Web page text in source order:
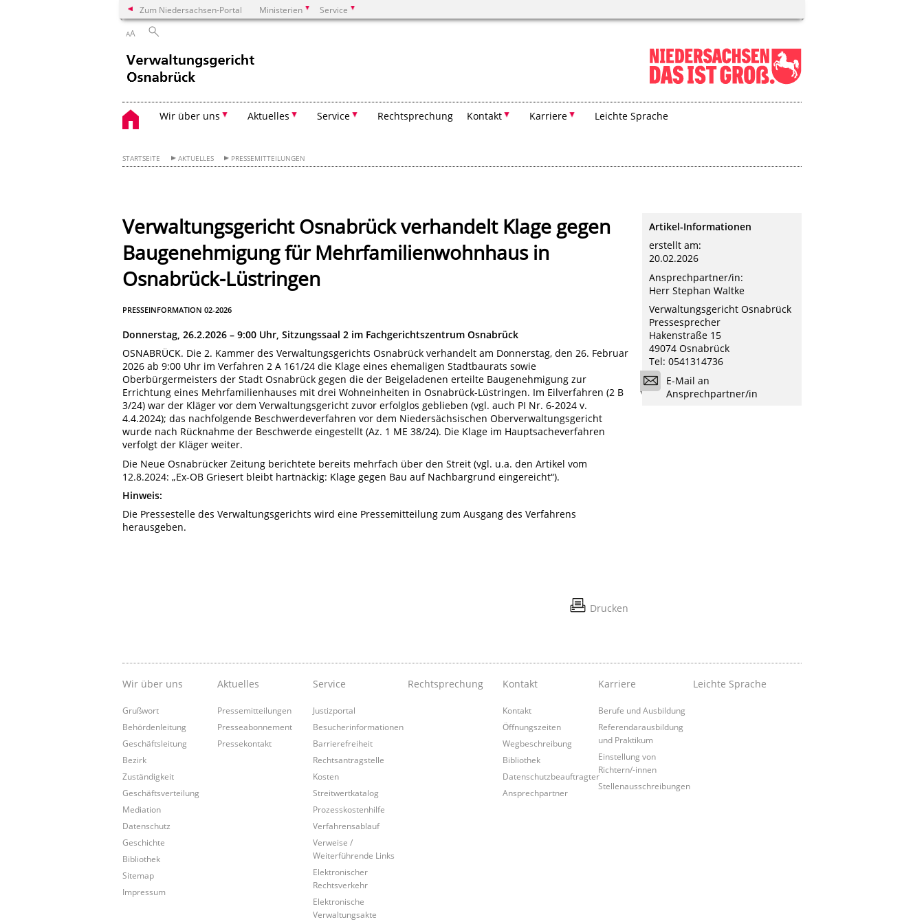
Zum Niedersachsen-Portal Ministerien Service
AA
Wir über uns Aktuelles Service Rechtsprechung Kontakt Karriere Leichte Sprache
STARTSEITE AKTUELLES PRESSEMITTEILUNGEN
Verwaltungsgericht Osnabrück verhandelt Klage gegen
Baugenehmigung für Mehrfamilienwohnhaus in
Osnabrück-Lüstringen
PRESSEINFORMATION 02-2026
Donnerstag, 26.2.2026 – 9:00 Uhr, Sitzungssaal 2 im Fachgerichtszentrum Osnabrück
OSNABRÜCK. Die 2. Kammer des Verwaltungsgerichts Osnabrück verhandelt am Donnerstag, den 26. Februar
2026 ab 9:00 Uhr im Verfahren 2 A 161/24 die Klage eines ehemaligen Stadtbaurats sowie
Oberbürgermeisters der Stadt Osnabrück gegen die der Beigeladenen erteilte Baugenehmigung zur
Errichtung eines Mehrfamilienhauses mit drei Wohneinheiten in Osnabrück-Lüstringen. Im Eilverfahren (2 B
3/24) war der Kläger vor dem Verwaltungsgericht zuvor erfolglos geblieben (vgl. auch PI Nr. 6-2024 v.
4.4.2024); das nachfolgende Beschwerdeverfahren vor dem Niedersächsischen Oberverwaltungsgericht
wurde nach Rücknahme der Beschwerde eingestellt (Az. 1 ME 38/24). Die Klage im Hauptsacheverfahren
verfolgt der Kläger weiter.
Die Neue Osnabrücker Zeitung berichtete bereits mehrfach über den Streit (vgl. u.a. den Artikel vom
12.8.2024: „Ex-OB Griesert bleibt hartnäckig: Klage gegen Bau auf Nachbargrund eingereicht“).
Hinweis:
Die Pressestelle des Verwaltungsgerichts wird eine Pressemitteilung zum Ausgang des Verfahrens
herausgeben.
Drucken
Artikel-Informationen
erstellt am:
20.02.2026
Ansprechpartner/in:
Herr Stephan Waltke
Verwaltungsgericht Osnabrück
Pressesprecher
Hakenstraße 15
49074 Osnabrück
Tel: 0541314736
E-Mail an
Ansprechpartner/in
Wir über uns
Grußwort
Behördenleitung
Geschäftsleitung
Bezirk
Zuständigkeit
Geschäftsverteilung
Mediation
Datenschutz
Geschichte
Bibliothek
Sitemap
Impressum
Aktuelles
Pressemitteilungen
Presseabonnement
Pressekontakt
Service
Justizportal
Besucherinformationen
Barrierefreiheit
Rechtsantragstelle
Kosten
Streitwertkatalog
Prozesskostenhilfe
Verfahrensablauf
Verweise /
Weiterführende Links
Elektronischer
Rechtsverkehr
Elektronische
Verwaltungsakte
Rechtsprechung Kontakt
Kontakt
Öffnungszeiten
Wegbeschreibung
Bibliothek
Datenschutzbeauftragter
Ansprechpartner
Karriere
Berufe und Ausbildung
Referendarausbildung
und Praktikum
Einstellung von
Richtern/-innen
Stellenausschreibungen
Leichte Sprache